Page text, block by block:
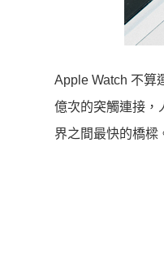
Apple Watch 不算
億次的突觸連接，
界之間最快的橋樑